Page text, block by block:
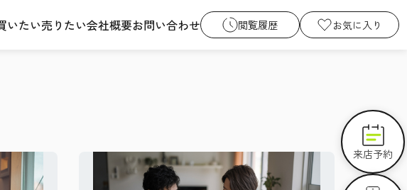
いたい売りたい会社概要お問い合わせ 閲覧履歴 お気に入り
来店予約